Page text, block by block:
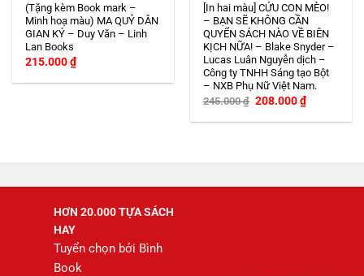
(Tặng kèm Book mark –
Minh hoạ màu) MA QUỶ DÂN
GIAN KÝ – Duy Văn – Linh
Lan Books
215.000₫
[In hai màu] CỨU CON MÈO!
– BẠN SẼ KHÔNG CẦN
QUYỂN SÁCH NÀO VỀ BIÊN
KỊCH NỮA! – Blake Snyder –
Lucas Luân Nguyễn dịch –
Công ty TNHH Sáng tạo Bột
– NXB Phụ Nữ Việt Nam.
245.000₫ Giá
là:
208.000₫Giá
hiện
tại
HƠN 20.000 TỰA SÁCH
HAY
Tuyển chọn bởi Bình
Book